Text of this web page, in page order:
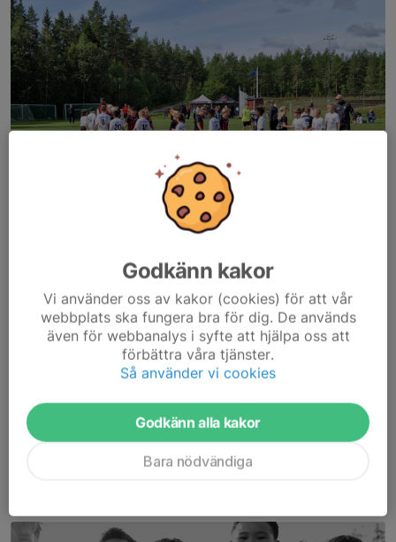
Match Söderhamn - Sandarne/Stugsund
En härlig fotbollsdag i Söderhamn, där vi anordnade ett poolspel
för lokala lag; Söderhamn, Bergvik, Norrala, Sandarne/Stugsund.
Ett stort tack till alla föräldrar som hjälpte till under dagen och
ett stort tack till...
Läs mer
Godkänn kakor
Vi använder oss av kakor (cookies) för att vår
webbplats ska fungera bra för dig. De används
även för webbanalys i syfte att hjälpa oss att
förbättra våra tjänster.
Så använder vi cookies
Godkänn alla kakor
Bara nödvändiga